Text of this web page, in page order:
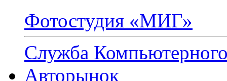
Фотостудия «МИГ»
Служба
Авторынок